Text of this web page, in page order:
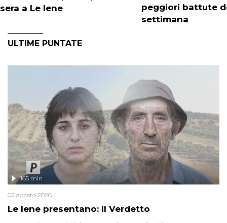
sera a Le Iene
peggiori battute
settimana
ULTIME PUNTATE
Le Iene presentano: Il Verdetto
165 min
02 agosto 2026